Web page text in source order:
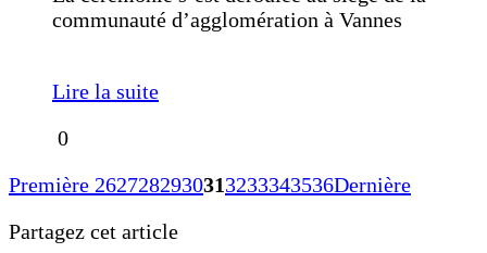
communauté d’agglomération à Vannes
Lire la suite
0
Première 2627282930313233343536Dernière
Partagez cet article